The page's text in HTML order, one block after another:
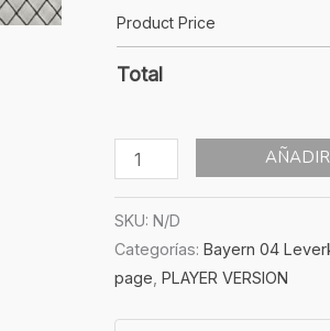
Product Price
Total
SKU: N/D
Categorías: Bayern 04
page PLAYER VERSION